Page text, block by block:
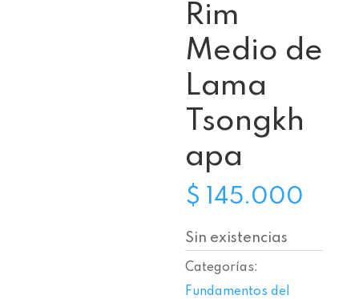
Rim
Medio de
Lama
Tsongkh
apa
$ 145.000
Sin existencias
Categorías:
Fundamentos del